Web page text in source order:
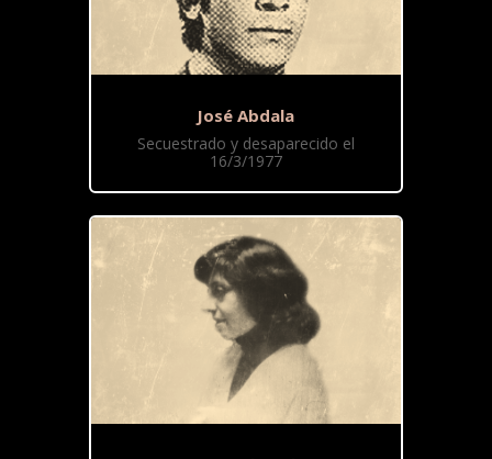
José Abdala
Secuestrado y desaparecido el
16/3/1977